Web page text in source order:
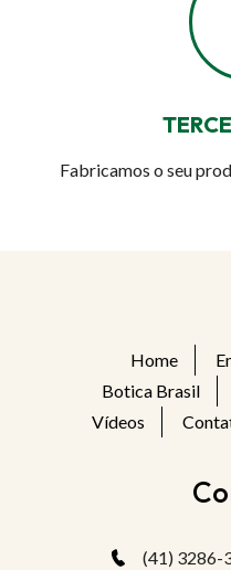
Fabricamos o seu
Home
Botica Brasil
Vídeos
(41) 3286-